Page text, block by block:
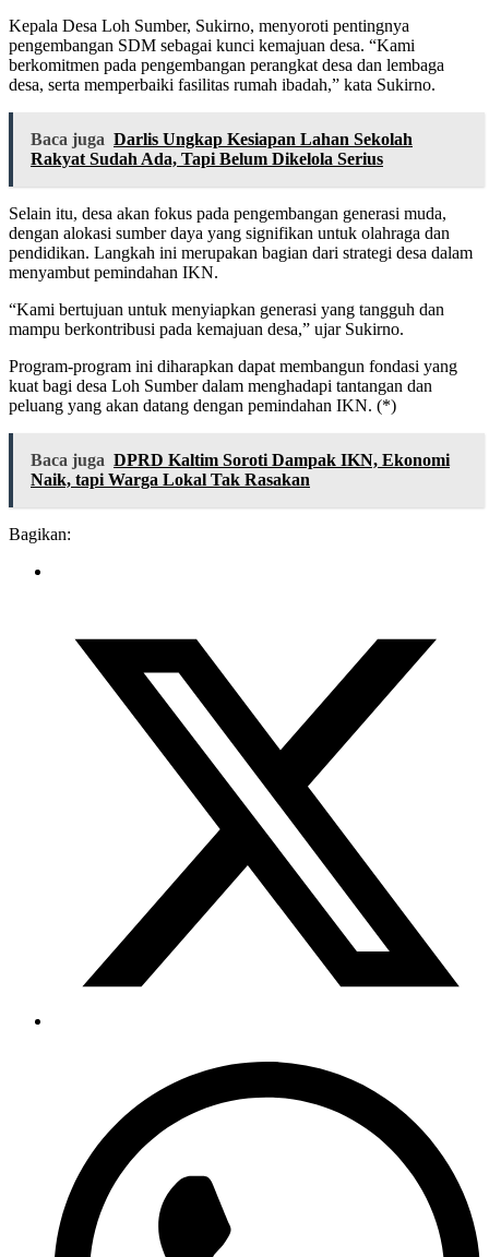
Kepala Desa Loh Sumber, Sukirno, menyoroti pentingnya
pengembangan SDM sebagai kunci kemajuan desa. “Kami
berkomitmen pada pengembangan perangkat desa dan lembaga
desa, serta memperbaiki fasilitas rumah ibadah,” kata Sukirno.
Baca juga Darlis Ungkap Kesiapan Lahan Sekolah
Rakyat Sudah Ada, Tapi Belum Dikelola Serius
Selain itu, desa akan fokus pada pengembangan generasi muda,
dengan alokasi sumber daya yang signifikan untuk olahraga dan
pendidikan. Langkah ini merupakan bagian dari strategi desa dalam
menyambut pemindahan IKN.
“Kami bertujuan untuk menyiapkan generasi yang tangguh dan
mampu berkontribusi pada kemajuan desa,” ujar Sukirno.
Program-program ini diharapkan dapat membangun fondasi yang
kuat bagi desa Loh Sumber dalam menghadapi tantangan dan
peluang yang akan datang dengan pemindahan IKN. (*)
Baca juga DPRD Kaltim Soroti Dampak IKN, Ekonomi
Naik, tapi Warga Lokal Tak Rasakan
Bagikan: